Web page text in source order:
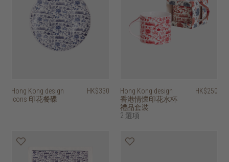
Hong Kong design
icons 印花餐碟
HK$330
Hong Kong design
香港情懷印花水杯
禮品套裝
2 選項
HK$250